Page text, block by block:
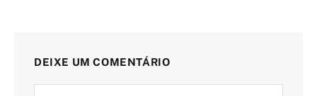
DEIXE UM COMENTÁRIO